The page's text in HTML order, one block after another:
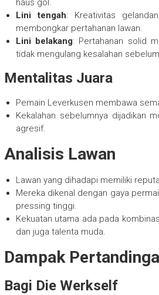
haus gol.
Lini tengah: Kreativitas
membongkar pertahanan lawan.
Lini belakang: Pertahanan solid
tidak mengulang kesalahan
Mentalitas Juara
Pemain Leverkusen membawa
Kekalahan sebelumnya dijadikan
agresif.
Analisis Lawan
Lawan yang dihadapi memiliki
Mereka dikenal dengan gaya
pressing tinggi.
Kekuatan utama ada pada
dan juga talenta muda.
Dampak
Bagi Die Werkself